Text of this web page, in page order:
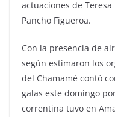
actuaciones de
Pancho Figueroa.
Con la presencia de
según estimaron los
del Chamamé contó
galas este domingo
correntina tuvo en